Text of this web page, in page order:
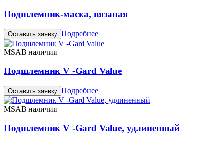
Подшлемник-маска, вязаная
Оставить заявку Подробнее
MSAВ наличии
Подшлемник V -Gard Value
Оставить заявку Подробнее
MSAВ наличии
Подшлемник V -Gard Value, удлиненный